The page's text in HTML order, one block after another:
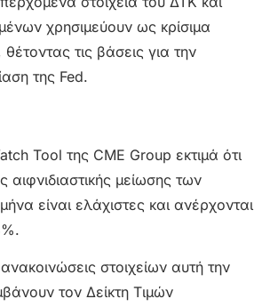
χρησιμεύουν ως κρίσιμα
τις βάσεις για την
της Fed.
Tool της CME Group εκτιμά ότι
αιφνιδιαστικής μείωσης των
είναι ελάχιστες και ανέρχονται
στοιχείων αυτή την
τον Δείκτη Τιμών